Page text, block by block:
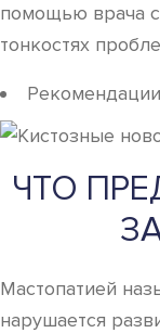
помощью врача
тонкостях
Рекомендации
ЧТО
Мастопатией
нарушается